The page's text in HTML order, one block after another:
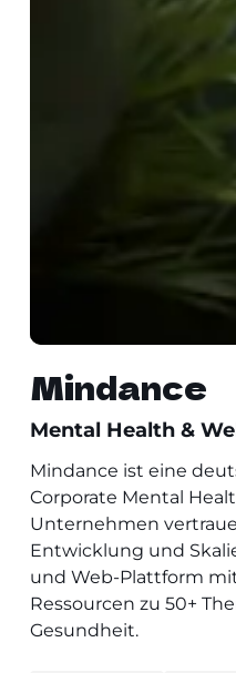
Mindance
Mental Health &
Mindance ist eine
Corporate Mental
Unternehmen
Entwicklung und
und Web-Plattform
Ressourcen zu 50+
Gesundheit.